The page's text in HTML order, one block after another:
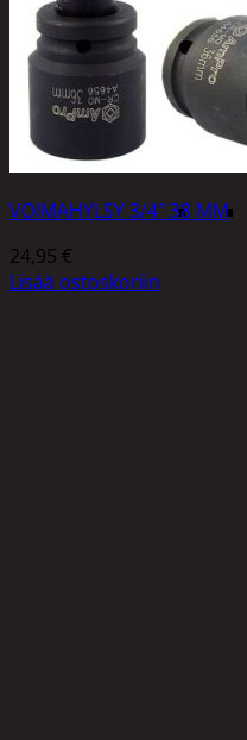
VOIMAHYLSY 3/4″ 38 MM
24,95 €
Lisää ostoskoriin